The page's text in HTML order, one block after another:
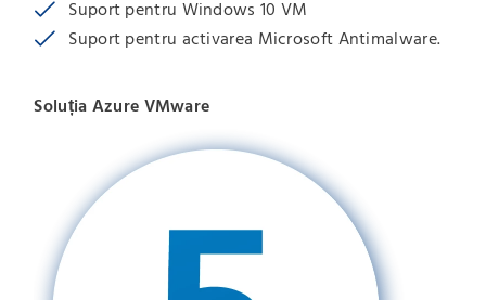
Suport pentru Windows 10 VM
Suport pentru activarea Microsoft Antimalware.
Soluția Azure VMware